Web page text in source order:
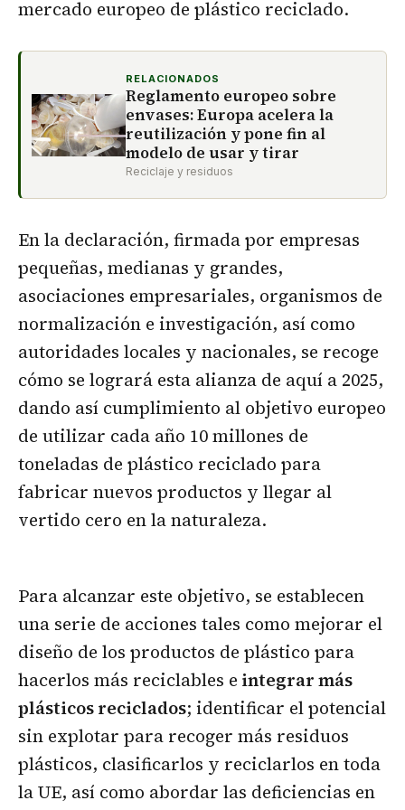
mercado europeo de plástico reciclado.
RELACIONADOS
Reglamento europeo sobre
envases: Europa acelera la
reutilización y pone fin al
modelo de usar y tirar
Reciclaje y residuos
En la declaración, firmada por empresas
pequeñas, medianas y grandes,
asociaciones empresariales, organismos de
normalización e investigación, así como
autoridades locales y nacionales, se recoge
cómo se logrará esta alianza de aquí a 2025,
dando así cumplimiento al objetivo europeo
de utilizar cada año 10 millones de
toneladas de plástico reciclado para
fabricar nuevos productos y llegar al
vertido cero en la naturaleza.
Para alcanzar este objetivo, se establecen
una serie de acciones tales como mejorar el
diseño de los productos de plástico para
hacerlos más reciclables e integrar más
plásticos reciclados; identificar el potencial
sin explotar para recoger más residuos
plásticos, clasificarlos y reciclarlos en toda
la UE, así como abordar las deficiencias en